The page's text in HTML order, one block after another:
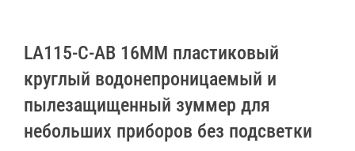
LA115-C-AB 16MM пластиковый
круглый водонепроницаемый и
пылезащищенный зуммер для
небольших приборов без подсветки